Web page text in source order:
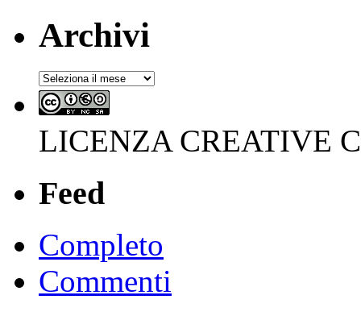
Archivi
Archivi
LICENZA CREATIVE
Feed
Completo
Commenti